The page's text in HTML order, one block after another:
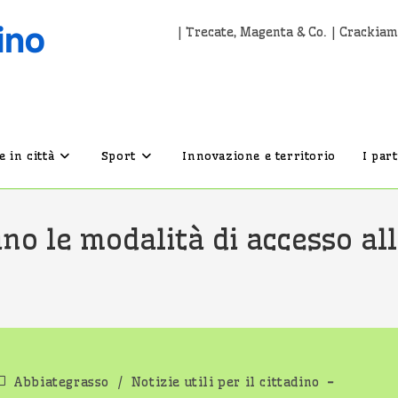
| Trecate, Magenta & Co. |
in città Sport Innovazione e territorio I
le modalità di accesso
Abbiategrasso / Notizie utili per il cittadino